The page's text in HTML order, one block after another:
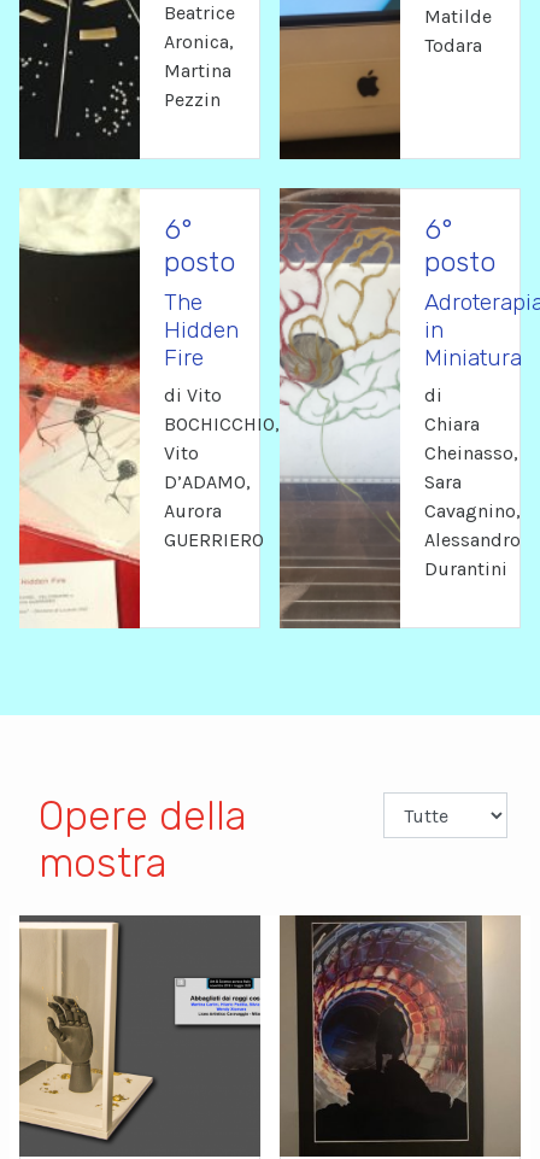
Beatrice
Aronica,
Martina
Pezzin
Matilde
Todara
6°
posto
The
Hidden
Fire
di Vito
BOCHICCHIO,
Vito
D’ADAMO,
Aurora
GUERRIERO
6°
posto
in
Miniatura
di
Chiara
Cheinasso,
Sara
Cavagnino,
Alessandro
Durantini
Opere della
mostra